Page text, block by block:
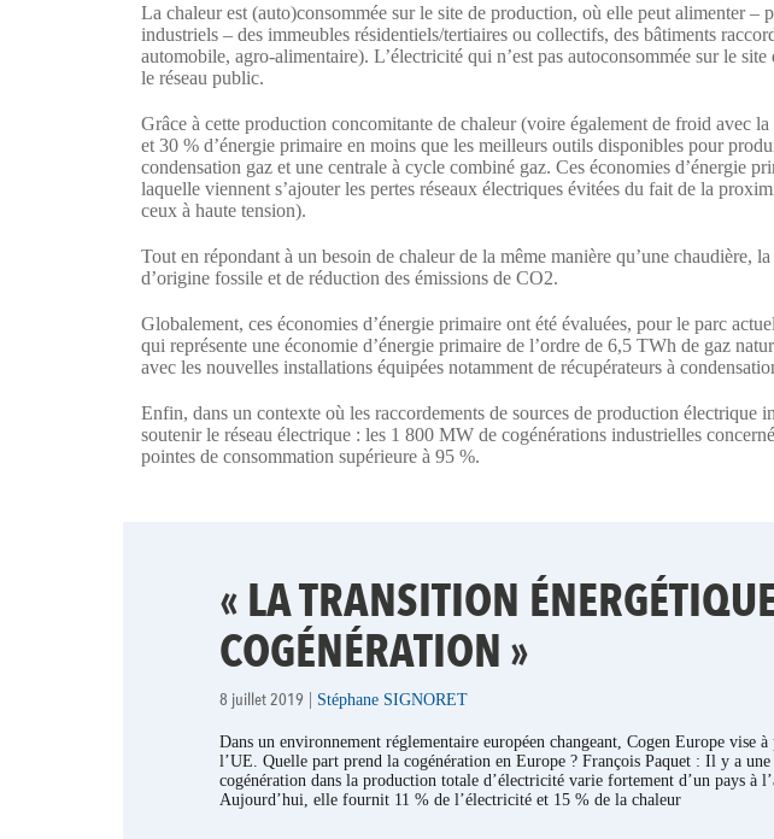
La chaleur est (auto)consommée sur le site de production, où elle peut alimenter –
industriels – des immeubles résidentiels/tertiaires ou collectifs, des bâtiments
automobile, agro-alimentaire). L’électricité qui n’est pas autoconsommée sur le
le réseau public.
Grâce à cette production concomitante de chaleur (voire également de froid avec
et 30 % d’énergie primaire en moins que les meilleurs outils disponibles pour
condensation gaz et une centrale à cycle combiné gaz. Ces économies d’énergie
laquelle viennent s’ajouter les pertes réseaux électriques évitées du fait de la
ceux à haute tension).
Tout en répondant à un besoin de chaleur de la même manière qu’une chaudière,
d’origine fossile et de réduction des émissions de CO2.
Globalement, ces économies d’énergie primaire ont été évaluées, pour le parc
qui représente une économie d’énergie primaire de l’ordre de 6,5 TWh de gaz
avec les nouvelles installations équipées notamment de récupérateurs à
Enfin, dans un contexte où les raccordements de sources de production
soutenir le réseau électrique : les 1 800 MW de cogénérations industrielles
pointes de consommation supérieure à 95 %.
« LA TRANSITION
COGÉNÉRATION »
8 juillet 2019 | Stéphane SIGNORET
Dans un environnement réglementaire européen changeant, Cogen Europe vise
l’UE. Quelle part prend la cogénération en Europe ? François Paquet : Il y a
cogénération dans la production totale d’électricité varie fortement d’un pays à
Aujourd’hui, elle fournit 11 % de l’électricité et 15 % de la chaleur